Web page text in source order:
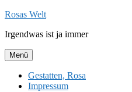
Zum
springen
Rosas Welt
Irgendwas ist ja immer
Menü
Gestatten, Rosa
Impressum